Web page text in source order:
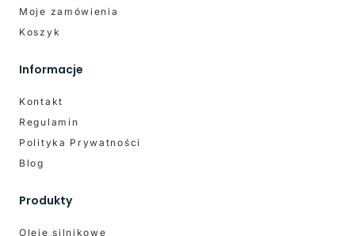
Moje zamówienia
Koszyk
Informacje
Kontakt
Regulamin
Polityka Prywatności
Blog
Produkty
Oleje silnikowe